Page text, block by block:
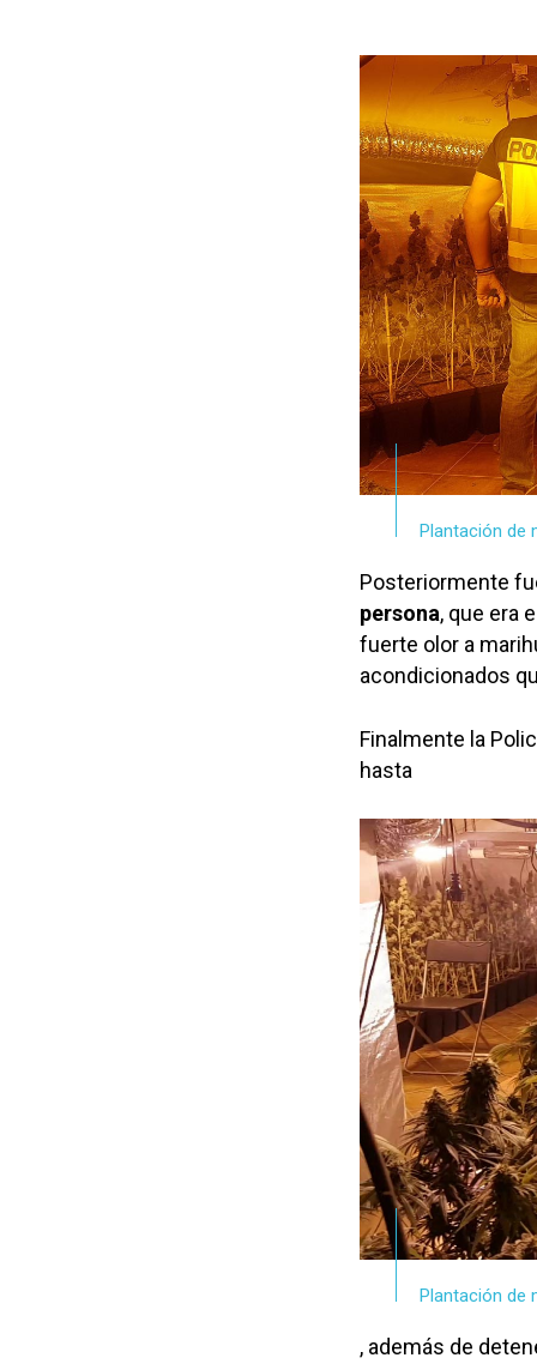
Plantación de
Posteriormente
persona, que era
fuerte olor a
acondicionados
Finalmente la
hasta
Plantación de
, además de